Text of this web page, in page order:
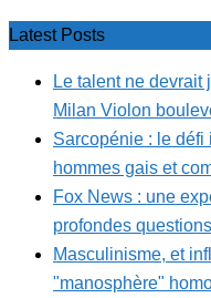
Latest Posts
Le talent ne
Milan Violon
Sarcopénie : le
hommes gais et
Fox News : une
profondes
Masculinisme, et
"manosphère"